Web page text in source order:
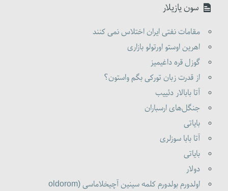
سون یازیلار
مقامات نفتی ایران اختلاس نمی کنند
اهرین اوستو اورتولو بازاری
گوزل قره داغیمیز
از قدرت زبان تورکی بگم واستون؟
آتا بابالار دئییب
جنگل‌های ارسباران
بایاتی
آتا بابا سوزلری
بایاتی
دولار
اولدورم بولدورم کلمه سینین آچیخلاماسی (oldorom